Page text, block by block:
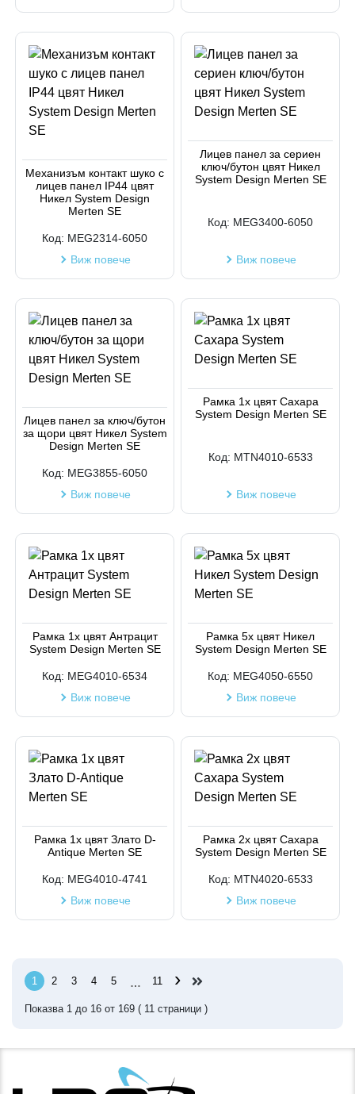
Механизъм контакт шуко с
лицев панел IP44 цвят
Никел System Design
Merten SE
Код: MEG2314-6050
Виж повече
Лицев панел за сериен
ключ/бутон цвят Никел
System Design Merten SE
Код: MEG3400-6050
Виж повече
Лицев панел за ключ/бутон
за щори цвят Никел System
Design Merten SE
Код: MEG3855-6050
Виж повече
Рамка 1х цвят Сахара
System Design Merten SE
Код: MTN4010-6533
Виж повече
Рамка 1х цвят Антрацит
System Design Merten SE
Код: MEG4010-6534
Виж повече
Рамка 5х цвят Никел
System Design Merten SE
Код: MEG4050-6550
Виж повече
Рамка 1х цвят Злато D-
Antique Merten SE
Код: MEG4010-4741
Виж повече
Рамка 2х цвят Сахара
System Design Merten SE
Код: MTN4020-6533
Виж повече
1 2 3 4 5 … 11 ›
Показва 1 до 16 от 169 ( 11 страници )